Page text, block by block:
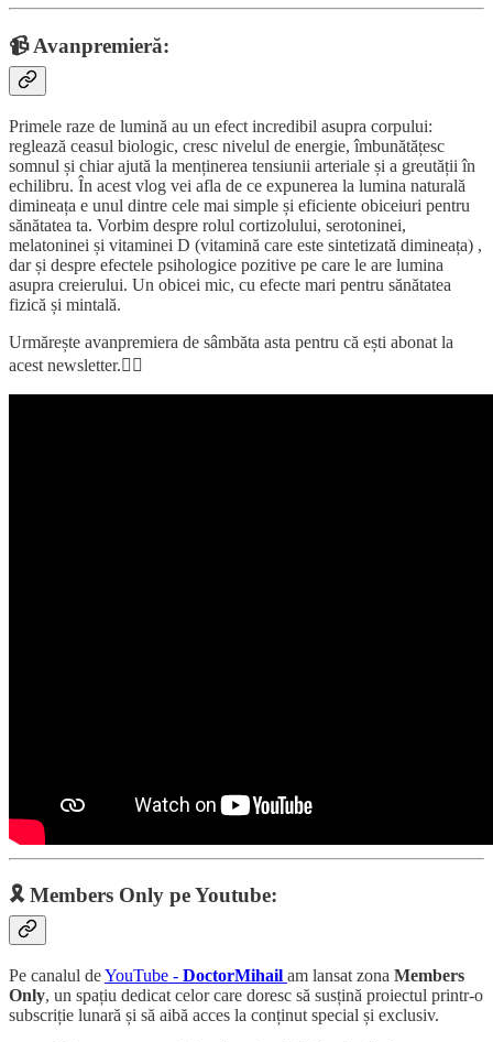
📹 Avanpremieră:
Primele raze de lumină au un efect incredibil asupra corpului:
reglează ceasul biologic, cresc nivelul de energie, îmbunătățesc
somnul și chiar ajută la menținerea tensiunii arteriale și a greutății în
echilibru. În acest vlog vei afla de ce expunerea la lumina naturală
dimineața e unul dintre cele mai simple și eficiente obiceiuri pentru
sănătatea ta. Vorbim despre rolul cortizolului, serotoninei,
melatoninei și vitaminei D (vitamină care este sintetizată dimineața) ,
dar și despre efectele psihologice pozitive pe care le are lumina
asupra creierului. Un obicei mic, cu efecte mari pentru sănătatea
fizică și mintală.
Urmărește avanpremiera de sâmbăta asta pentru că ești abonat la
acest newsletter.👇🏼
🎗️ Members Only pe Youtube:
Pe canalul deYouTube - DoctorMihail am lansat zona Members
Only, un spațiu dedicat celor care doresc să susțină proiectul printr-o
subscriție lunară și să aibă acces la conținut special și exclusiv.